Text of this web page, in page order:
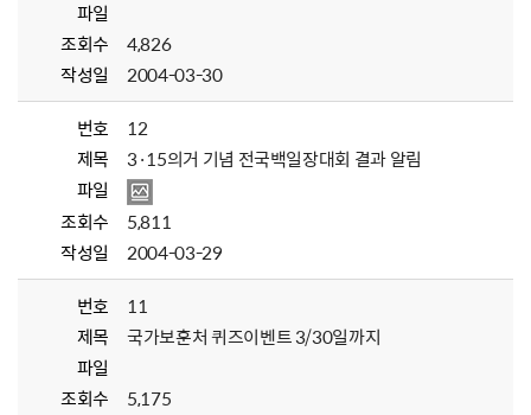
파일
조회수
4,826
작성일
2004-03-30
번호
12
제목
3·15의거 기념 전국백일장대회 결과 알림
파일
조회수
5,811
작성일
2004-03-29
번호
11
제목
국가보훈처 퀴즈이벤트 3/30일까지
파일
조회수
5,175